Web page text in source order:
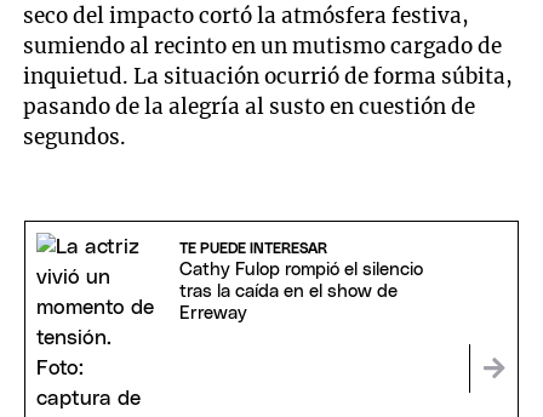
seco del impacto cortó la atmósfera festiva,
sumiendo al recinto en un mutismo cargado de
inquietud. La situación ocurrió de forma súbita,
pasando de la alegría al susto en cuestión de
segundos.
TE PUEDE INTERESAR
Cathy Fulop rompió el silencio
tras la caída en el show de
Erreway